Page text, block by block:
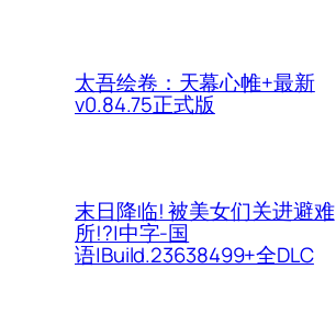
太吾绘卷：天幕心帷+最新
v0.84.75正式版
末日降临! 被美女们关进避难
所!?|中字-国
语|Build.23638499+全DLC